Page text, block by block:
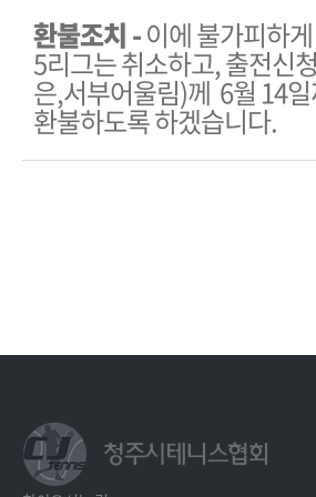
환불조치 -이에 불가피하
5리그는 취소하고, 출전신
은,서부어울림)께 6월 14
환불하도록 하겠습니다.